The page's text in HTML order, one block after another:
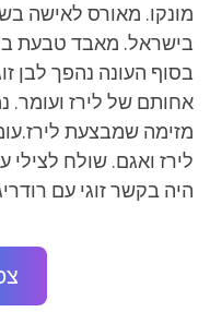
מונקו. מאורס לאישה
בסוף העונה נהפך לבן
אחותם של לירז
מזימה שמבצעת
לירז ואגם. שולח לצילי
היה בקשר זוגי עם